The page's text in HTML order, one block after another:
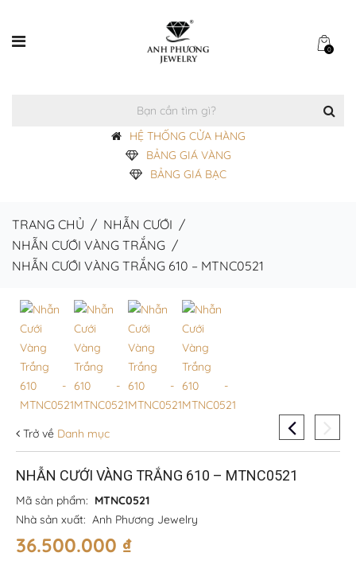
0
HỆ THỐNG CỬA HÀNG
BẢNG GIÁ VÀNG
BẢNG GIÁ BẠC
TRANG CHỦ / NHẪN CƯỚI /
NHẪN CƯỚI VÀNG TRẮNG /
NHẪN CƯỚI VÀNG TRẮNG 610 – MTNC0521
Trở về Danh mục
NHẪN CƯỚI VÀNG TRẮNG 610 – MTNC0521
Mã sản phẩm: MTNC0521
Nhà sản xuất: Anh Phương Jewelry
36.500.000 ₫